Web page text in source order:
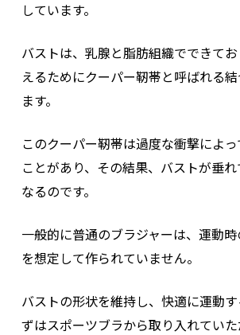
しています。
バストは、乳腺と脂肪組織でできて
えるためにクーパー靭帯と呼ばれる
ます。
このクーパー靭帯は過度な衝撃によ
ことがあり、その結果、バストが垂
なるのです。
一般的に普通のブラジャーは、運動
を想定して作られていません。
バストの形状を維持し、快適に運動
ずはスポーツブラから取り入れてい